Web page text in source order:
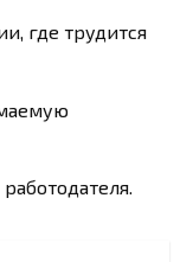
где трудится